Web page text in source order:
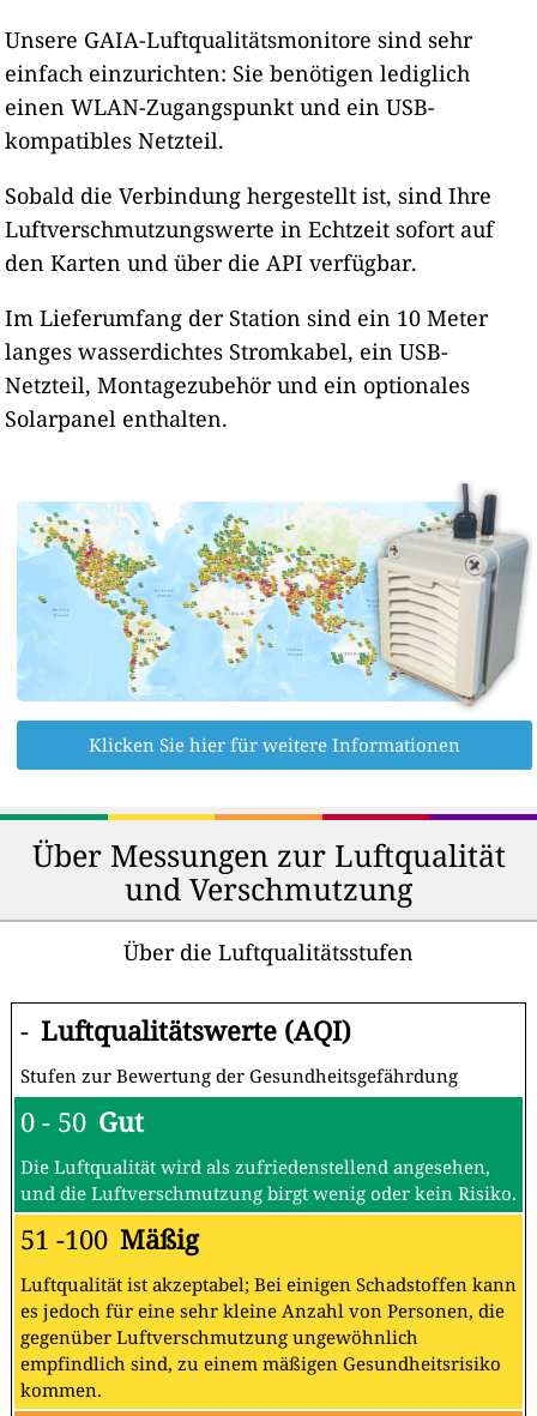
Unsere GAIA-Luftqualitätsmonitore sind sehr
einfach einzurichten: Sie benötigen lediglich
einen WLAN-Zugangspunkt und ein USB-
kompatibles Netzteil.
Sobald die Verbindung hergestellt ist, sind Ihre
Luftverschmutzungswerte in Echtzeit sofort auf
den Karten und über die API verfügbar.
Im Lieferumfang der Station sind ein 10 Meter
langes wasserdichtes Stromkabel, ein USB-
Netzteil, Montagezubehör und ein optionales
Solarpanel enthalten.
Klicken Sie hier für weitere Informationen
Über Messungen zur Luftqualität
und Verschmutzung
Über die Luftqualitätsstufen
- Luftqualitätswerte (AQI)
Stufen zur Bewertung der Gesundheitsgefährdung
0 - 50 Gut
Die Luftqualität wird als zufriedenstellend angesehen,
und die Luftverschmutzung birgt wenig oder kein Risiko.
51 -100 Mäßig
Luftqualität ist akzeptabel; Bei einigen Schadstoffen kann
es jedoch für eine sehr kleine Anzahl von Personen, die
gegenüber Luftverschmutzung ungewöhnlich
empfindlich sind, zu einem mäßigen Gesundheitsrisiko
kommen.